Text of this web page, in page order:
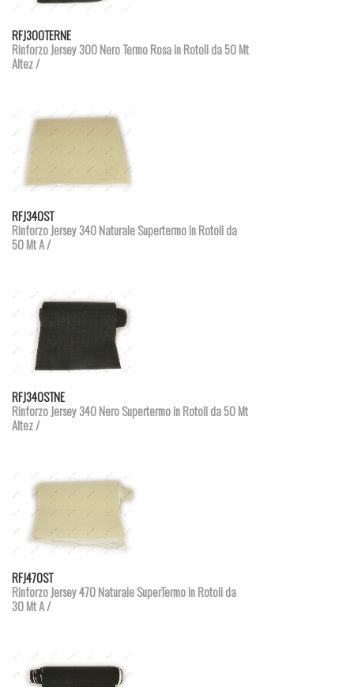
RFJ300TERNE
Rinforzo Jersey 300 Nero Termo Rosa in Rotoli da 50 Mt
Altez /
RFJ340ST
Rinforzo Jersey 340 Naturale Supertermo in Rotoli da
50 Mt A /
RFJ340STNE
Rinforzo Jersey 340 Nero Supertermo in Rotoli da 50 Mt
Altez /
RFJ470ST
Rinforzo Jersey 470 Naturale SuperTermo in Rotoli da
30 Mt A /